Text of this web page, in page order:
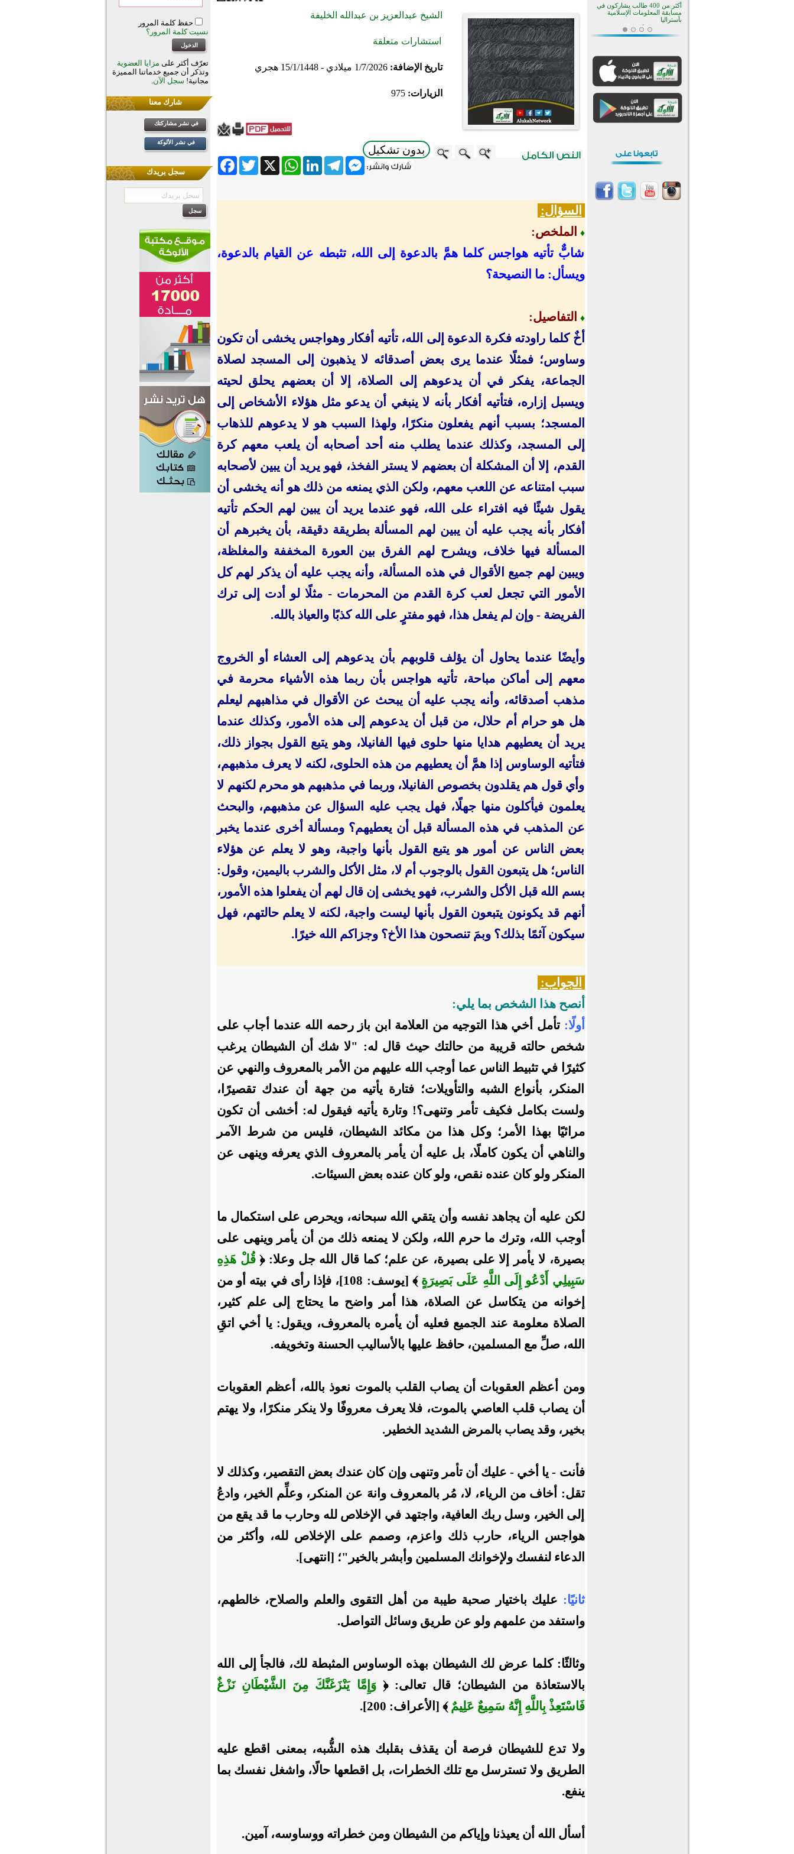
الشيخ عبدالعزيز بن عبدالله الخليفة
استشارات متعلقة
تاريخ الإضافة:1/7/2026 ميلادي - 15/1/1448 هجري
الزيارات:975
بدون تشكيل
FacebookTwitter X
WhatsAppLinkedInTelegram
Messenger
السؤال:
♦ الملخص:
شابٌّ تأتيه هواجس كلما همَّ بالدعوة إلى الله، تثبطه عن القيام بالدعوة،
ويسأل: ما النصيحة؟
♦ التفاصيل:
أخٌ كلما راودته فكرة الدعوة إلى الله، تأتيه أفكار وهواجس يخشى أن تكون
وساوس؛ فمثلًا عندما يرى بعض أصدقائه لا يذهبون إلى المسجد لصلاة
الجماعة، يفكر في أن يدعوهم إلى الصلاة، إلا أن بعضهم يحلق لحيته
ويسبل إزاره، فتأتيه أفكار بأنه لا ينبغي أن يدعو مثل هؤلاء الأشخاص إلى
المسجد؛ بسبب أنهم يفعلون منكرًا، ولهذا السبب هو لا يدعوهم للذهاب
إلى المسجد، وكذلك عندما يطلب منه أحد أصحابه أن يلعب معهم كرة
القدم، إلا أن المشكلة أن بعضهم لا يستر الفخذ، فهو يريد أن يبين لأصحابه
سبب امتناعه عن اللعب معهم، ولكن الذي يمنعه من ذلك هو أنه يخشى أن
يقول شيئًا فيه افتراء على الله، فهو عندما يريد أن يبين لهم الحكم تأتيه
أفكار بأنه يجب عليه أن يبين لهم المسألة بطريقة دقيقة، بأن يخبرهم أن
المسألة فيها خلاف، ويشرح لهم الفرق بين العورة المخففة والمغلظة،
ويبين لهم جميع الأقوال في هذه المسألة، وأنه يجب عليه أن يذكر لهم كل
الأمور التي تجعل لعب كرة القدم من المحرمات - مثلًا لو أدت إلى ترك
الفريضة - وإن لم يفعل هذا، فهو مفترٍ على الله كذبًا والعياذ بالله.
وأيضًا عندما يحاول أن يؤلف قلوبهم بأن يدعوهم إلى العشاء أو الخروج
معهم إلى أماكن مباحة، تأتيه هواجس بأن ربما هذه الأشياء محرمة في
مذهب أصدقائه، وأنه يجب عليه أن يبحث عن الأقوال في مذاهبهم ليعلم
هل هو حرام أم حلال، من قبل أن يدعوهم إلى هذه الأمور، وكذلك عندما
يريد أن يعطيهم هدايا منها حلوى فيها الفانيلا، وهو يتبع القول بجواز ذلك،
فتأتيه الوساوس إذا همَّ أن يعطيهم من هذه الحلوى، لكنه لا يعرف مذهبهم،
وأي قول هم يقلدون بخصوص الفانيلا، وربما في مذهبهم هو محرم لكنهم لا
يعلمون فيأكلون منها جهلًا، فهل يجب عليه السؤال عن مذهبهم، والبحث
عن المذهب في هذه المسألة قبل أن يعطيهم؟ ومسألة أخرى عندما يخبر
بعض الناس عن أمور هو يتبع القول بأنها واجبة، وهو لا يعلم عن هؤلاء
الناس؛ هل يتبعون القول بالوجوب أم لا، مثل الأكل والشرب باليمين، وقول:
بسم الله قبل الأكل والشرب، فهو يخشى إن قال لهم أن يفعلوا هذه الأمور،
أنهم قد يكونون يتبعون القول بأنها ليست واجبة، لكنه لا يعلم حالتهم، فهل
سيكون آثمًا بذلك؟ وبمَ تنصحون هذا الأخ؟ وجزاكم الله خيرًا.
الجواب:
أنصح هذا الشخص بما يلي:
أولًا: تأمل أخي هذا التوجيه من العلامة ابن باز رحمه الله عندما أجاب على
شخص حالته قريبة من حالتك حيث قال له: "لا شك أن الشيطان يرغب
كثيرًا في تثبيط الناس عما أوجب الله عليهم من الأمر بالمعروف والنهي عن
المنكر، بأنواع الشبه والتأويلات؛ فتارة يأتيه من جهة أن عندك تقصيرًا،
ولست بكامل فكيف تأمر وتنهى؟! وتارة يأتيه فيقول له: أخشى أن تكون
مرائيًا بهذا الأمر؛ وكل هذا من مكائد الشيطان، فليس من شرط الآمر
والناهي أن يكون كاملًا، بل عليه أن يأمر بالمعروف الذي يعرفه وينهى عن
المنكر ولو كان عنده نقص، ولو كان عنده بعض السيئات.
لكن عليه أن يجاهد نفسه وأن يتقي الله سبحانه، ويحرص على استكمال ما
أوجب الله، وترك ما حرم الله، ولكن لا يمنعه ذلك من أن يأمر وينهى على
بصيرة، لا يأمر إلا على بصيرة، عن علم؛ كما قال الله جل وعلا: ﴿قُلْ هَذِهِ
سَبِيلِي أَدْعُو إِلَى اللَّهِ عَلَى بَصِيرَةٍ
﴾ [يوسف: 108]، فإذا رأى في بيته أو من
إخوانه من يتكاسل عن الصلاة، هذا أمر واضح ما يحتاج إلى علم كثير،
الصلاة معلومة عند الجميع فعليه أن يأمره بالمعروف، ويقول: يا أخي اتقِ
الله، صلِّ مع المسلمين، حافظ عليها بالأساليب الحسنة وتخويفه.
ومن أعظم العقوبات أن يصاب القلب بالموت نعوذ بالله، أعظم العقوبات
أن يصاب قلب العاصي بالموت، فلا يعرف معروفًا ولا ينكر منكرًا، ولا يهتم
بخير، وقد يصاب بالمرض الشديد الخطير.
فأنت - يا أخي - عليك أن تأمر وتنهى وإن كان عندك بعض التقصير، وكذلك لا
تقل: أخاف من الرياء، لا، مُر بالمعروف وانهَ عن المنكر، وعلِّم الخير، وادعُ
إلى الخير، وسل ربك العافية، واجتهد في الإخلاص لله وحارب ما قد يقع من
هواجس الرياء، حارب ذلك واعزم، وصمم على الإخلاص لله، وأكثر من
الدعاء لنفسك ولإخوانك المسلمين وأبشر بالخير"؛ [انتهى].
ثانيًا: عليك باختيار صحبة طيبة من أهل التقوى والعلم والصلاح، خالطهم،
واستفد من علمهم ولو عن طريق وسائل التواصل.
وثالثًا: كلما عرض لك الشيطان بهذه الوساوس المثبطة لك، فالجأ إلى الله
بالاستعاذة من الشيطان؛ قال تعالى: ﴿وَإِمَّا يَنْزَغَنَّكَ مِنَ الشَّيْطَانِ نَزْغٌ
فَاسْتَعِذْ بِاللَّهِ إِنَّهُ سَمِيعٌ عَلِيمٌ ﴾ [الأعراف: 200].
ولا تدع للشيطان فرصة أن يقذف بقلبك هذه الشُّبه، بمعنى اقطع عليه
الطريق ولا تسترسل مع تلك الخطرات، بل اقطعها حالًا، واشغل نفسك بما
ينفع.
أسأل الله أن يعيذنا وإياكم من الشيطان ومن خطراته ووساوسه، آمين.
حفظ كلمة المرور
نسيت كلمة المرور؟
تعرّف أكثر على مزايا العضوية
وتذكر أن جميع خدماتنا المميزة
مجانية! سجل الآن.
شارك معنا
في نشر مشاركتك
في نشر الألوكة
سجل بريدك
بأستراليا
افتتاح تاريخي لأول مسجد في بلييفليا
بالجبل الأسود منذ أكثر من قرن
منطقة ريبوفسي تحتفل بميلاد
أكبر مشروع إسلامي في ريف
أستراليا يفتتح أبوابه بعد سنوات من
العمل والعطاء
القرآن والتربية في صدارة البرامج
وساراتوف وموردوفيا هذا العام
اختتام الدورة التاسعة لمسابقة حفظ
وتلاوة القرآن الكريم في أزناكاييف
اختتام منافسات قرآنية متميزة في
بنغلاديش بمشاركة 3000 متسابق
مسابقة المعلومات الإسلامية
بأستراليا